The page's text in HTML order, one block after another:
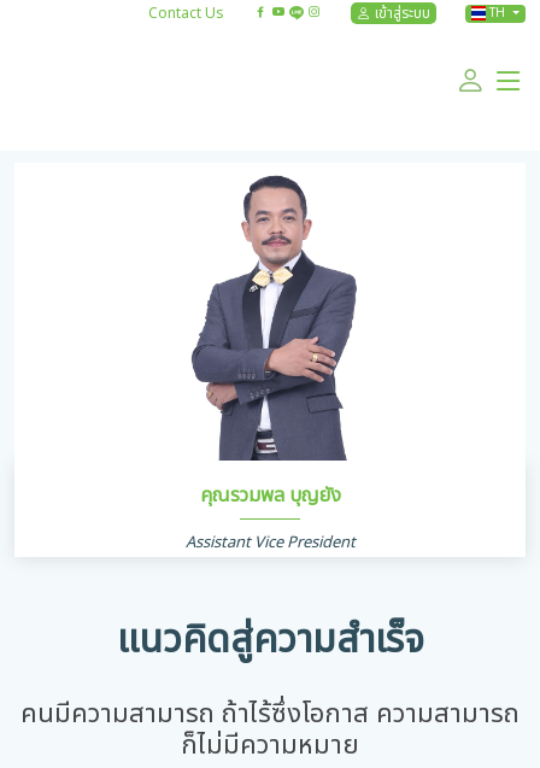
Contact Us เข้าสู่ระบบ TH
คุณรวมพล บุญยัง
Assistant Vice President
แนวคิดสู่ความสำเร็จ
คนมีความสามารถ ถ้าไร้ซึ่งโอกาส ความสามารถ
ก็ไม่มีความหมาย